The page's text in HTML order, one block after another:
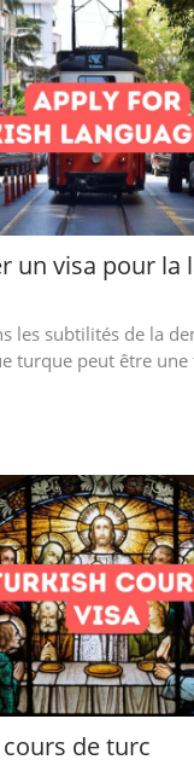
un visa pour la
les subtilités de la
turque peut être une
de turc